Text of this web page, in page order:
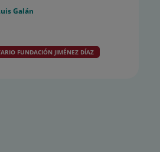
Galán
FUNDACIÓN JIMÉNEZ DÍAZ